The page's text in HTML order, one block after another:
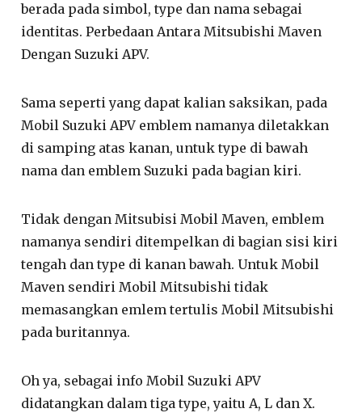
berada pada simbol, type dan nama sebagai
identitas. Perbedaan Antara Mitsubishi Maven
Dengan Suzuki APV.
Sama seperti yang dapat kalian saksikan, pada
Mobil Suzuki APV emblem namanya diletakkan
di samping atas kanan, untuk type di bawah
nama dan emblem Suzuki pada bagian kiri.
Tidak dengan Mitsubisi Mobil Maven, emblem
namanya sendiri ditempelkan di bagian sisi kiri
tengah dan type di kanan bawah. Untuk Mobil
Maven sendiri Mobil Mitsubishi tidak
memasangkan emlem tertulis Mobil Mitsubishi
pada buritannya.
Oh ya, sebagai info Mobil Suzuki APV
didatangkan dalam tiga type, yaitu A, L dan X.